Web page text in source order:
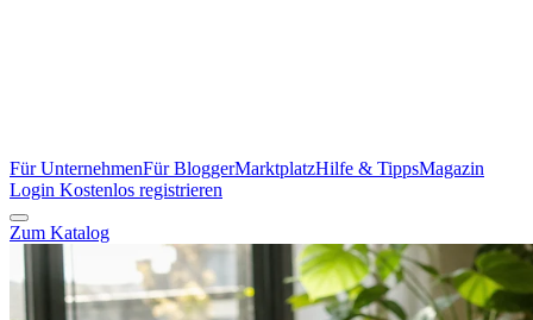
Für UnternehmenFür BloggerMarktplatzHilfe & TippsMagazin
Login Kostenlos registrieren
Zum Katalog